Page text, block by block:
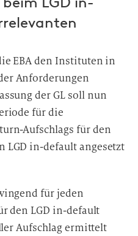
EBA den Instituten in
Anforderungen
der GL soll nun
für die
Aufschlags für den
LGD in-default angesetzt
für jeden
den LGD in-default
Aufschlag ermittelt